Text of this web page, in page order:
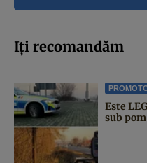
Iți recomandăm
Este
sub